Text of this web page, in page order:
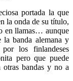
portada la que
la onda de su título,
en llamas… aunque
la banda alemana y
los finlandeses
pero que puede
otras bandas y no a